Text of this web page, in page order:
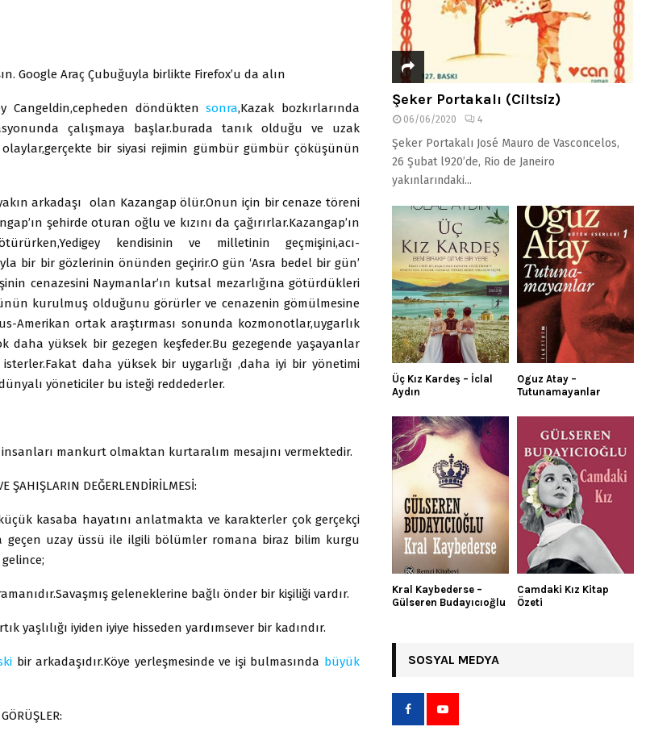
Google Araç Çubuğuyla birlikte Firefox’u da alın
Cangeldin,cepheden döndüktensonra,Kazak bozkırlarında
çalışmaya başlar.burada tanık olduğu ve uzak
olaylar,gerçekte bir siyasi rejimin gümbür gümbür çöküşünün
arkadaşı olan Kazangap ölür.Onun için bir cenaze töreni
şehirde oturan oğlu ve kızını da çağırırlar.Kazangap’ın
kendisinin ve milletinin geçmişini,acı-
bir bir gözlerinin önünden geçirir.O gün ‘Asra bedel bir gün’
cenazesini Naymanlar’ın kutsal mezarlığına götürdükleri
kurulmuş olduğunu görürler ve cenazenin gömülmesine
Amerikan ortak araştırması sonunda kozmonotlar,uygarlık
daha yüksek bir gezegen keşfeder.Bu gezegende yaşayanlar
daha yüksek bir uygarlığı ,daha iyi bir yönetimi
yöneticiler bu isteği reddederler.
mankurt olmaktan kurtaralım mesajını vermektedir.
ŞAHIŞLARIN DEĞERLENDİRİLMESİ:
kasaba hayatını anlatmakta ve karakterler çok gerçekçi
geçen uzay üssü ile ilgili bölümler romana biraz bilim kurgu
geleneklerine bağlı önder bir kişiliği vardır.
yaşlılığı iyiden iyiye hisseden yardımsever bir kadındır.
bir arkadaşıdır.Köye yerleşmesinde ve işi bulmasında büyük
Şeker Portakalı (Ciltsiz)
06/06/2020 4
Şeker Portakalı José Mauro de Vasconcelos,
26 Şubat l920’de, Rio de Janeiro
yakınlarındaki...
Üç Kız Kardeş – İclal
Aydın
Oguz Atay –
Tutunamayanlar
Kral Kaybederse –
Gülseren Budayıcıoğlu
Camdaki Kız Kitap
Özeti
SOSYAL MEDYA